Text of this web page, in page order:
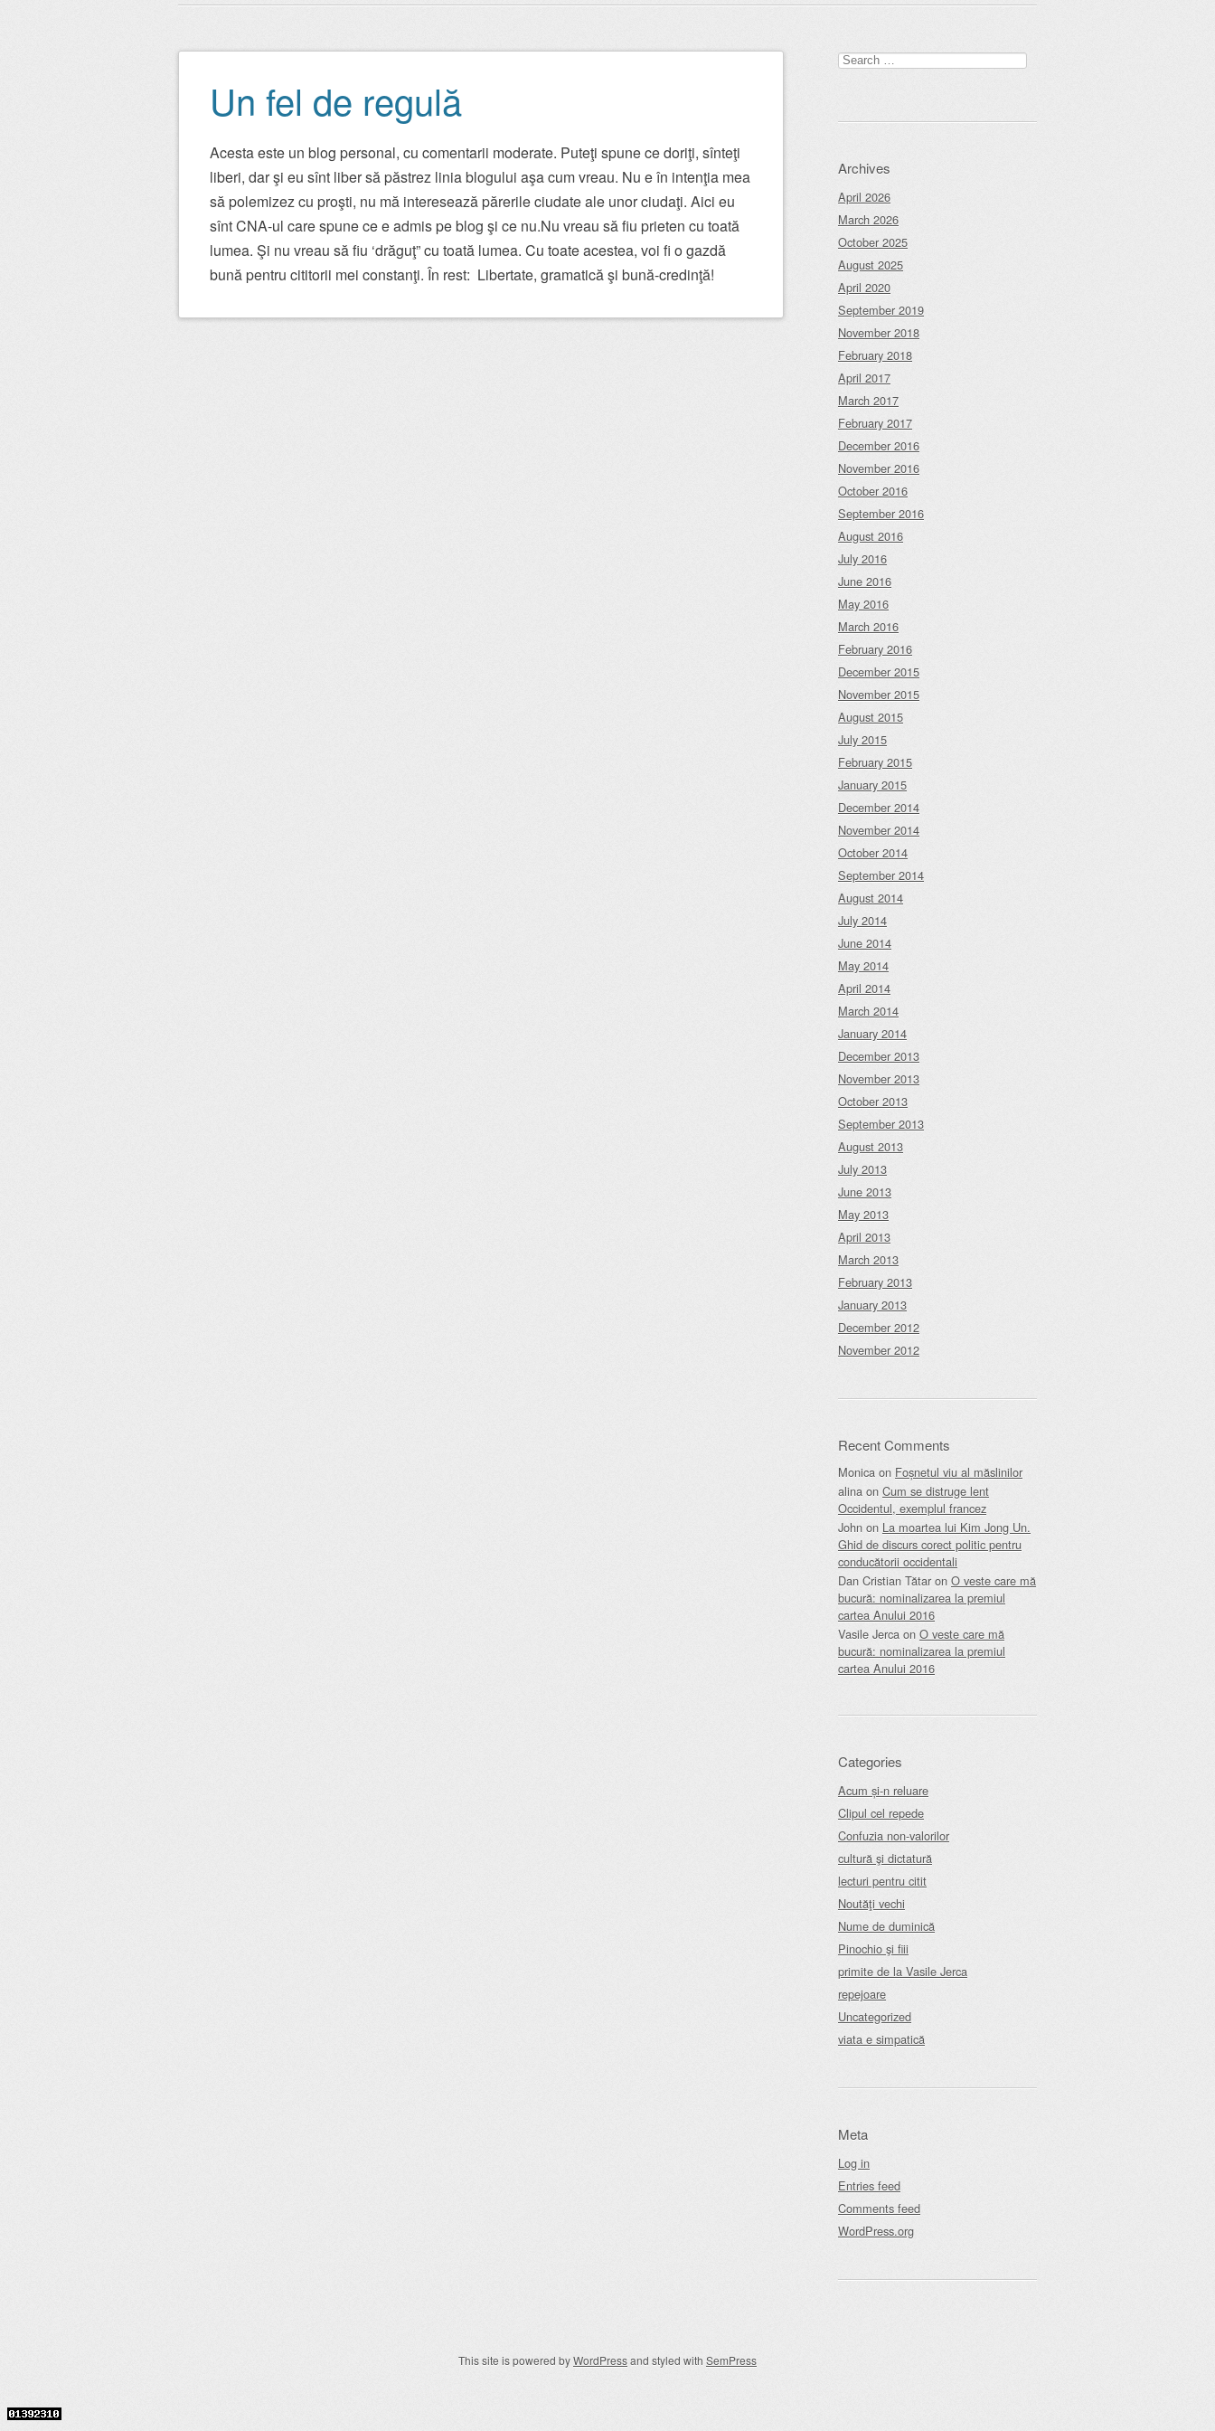
content
Un fel de regulă
Acesta este un blog personal, cu comentarii moderate. Puteţi spune ce doriţi, sînteţi
liberi, dar şi eu sînt liber să păstrez linia blogului aşa cum vreau. Nu e în intenţia mea
să polemizez cu proşti, nu mă interesează părerile ciudate ale unor ciudaţi. Aici eu
sînt CNA-ul care spune ce e admis pe blog şi ce nu.Nu vreau să fiu prieten cu toată
lumea. Şi nu vreau să fiu ‘drăguţ” cu toată lumea. Cu toate acestea, voi fi o gazdă
bună pentru cititorii mei constanţi. În rest: Libertate, gramatică şi bună-credinţă!
Search
for:
Archives
April 2026
March 2026
October 2025
August 2025
April 2020
September 2019
November 2018
February 2018
April 2017
March 2017
February 2017
December 2016
November 2016
October 2016
September 2016
August 2016
July 2016
June 2016
May 2016
March 2016
February 2016
December 2015
November 2015
August 2015
July 2015
February 2015
January 2015
December 2014
November 2014
October 2014
September 2014
August 2014
July 2014
June 2014
May 2014
April 2014
March 2014
January 2014
December 2013
November 2013
October 2013
September 2013
August 2013
July 2013
June 2013
May 2013
April 2013
March 2013
February 2013
January 2013
December 2012
November 2012
Recent Comments
Monica on Foșnetul viu al măslinilor
alina on Cum se distruge lent
Occidentul, exemplul francez
John on La moartea lui Kim Jong Un.
Ghid de discurs corect politic pentru
conducătorii occidentali
Dan Cristian Tătar on O veste care mă
bucură: nominalizarea la premiul
cartea Anului 2016
Vasile Jerca on O veste care mă
bucură: nominalizarea la premiul
cartea Anului 2016
Categories
Acum și-n reluare
Clipul cel repede
Confuzia non-valorilor
cultură şi dictatură
lecturi pentru citit
Noutăţi vechi
Nume de duminică
Pinochio şi fiii
primite de la Vasile Jerca
repejoare
Uncategorized
viata e simpatică
Meta
Log in
Entries feed
Comments feed
WordPress.org
This site is powered byWordPressand styled with SemPress